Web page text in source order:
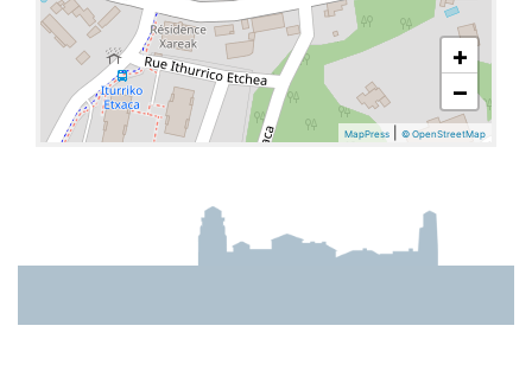
+
−
MapPress © OpenStreetMap